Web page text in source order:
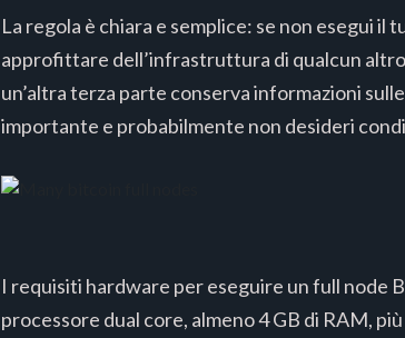
La regola è chiara e semplice: se non esegui il
approfittare dell’infrastruttura di qualcun
un’altra terza parte conserva informazioni
importante e probabilmente non desideri
I requisiti hardware per eseguire un full node
processore dual core, almeno 4 GB di RAM,